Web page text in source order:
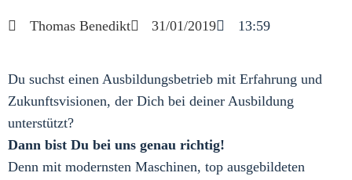
Thomas Benedikt 31/01/2019 13:59
Du suchst einen Ausbildungsbetrieb mit Erfahrung und
Zukunftsvisionen, der Dich bei deiner Ausbildung
unterstützt?
Dann bist Du bei uns genau richtig!
Denn mit modernsten Maschinen, top ausgebildeten